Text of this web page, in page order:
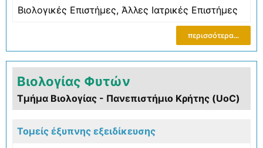
Βιολογικές Επιστήμες, Άλλες Ιατρικές Επιστήμες
περισσότερα...
Βιολογίας Φυτών
Τμήμα Βιολογίας - Πανεπιστήμιο Κρήτης (UoC)
Τομείς έξυπνης εξειδίκευσης